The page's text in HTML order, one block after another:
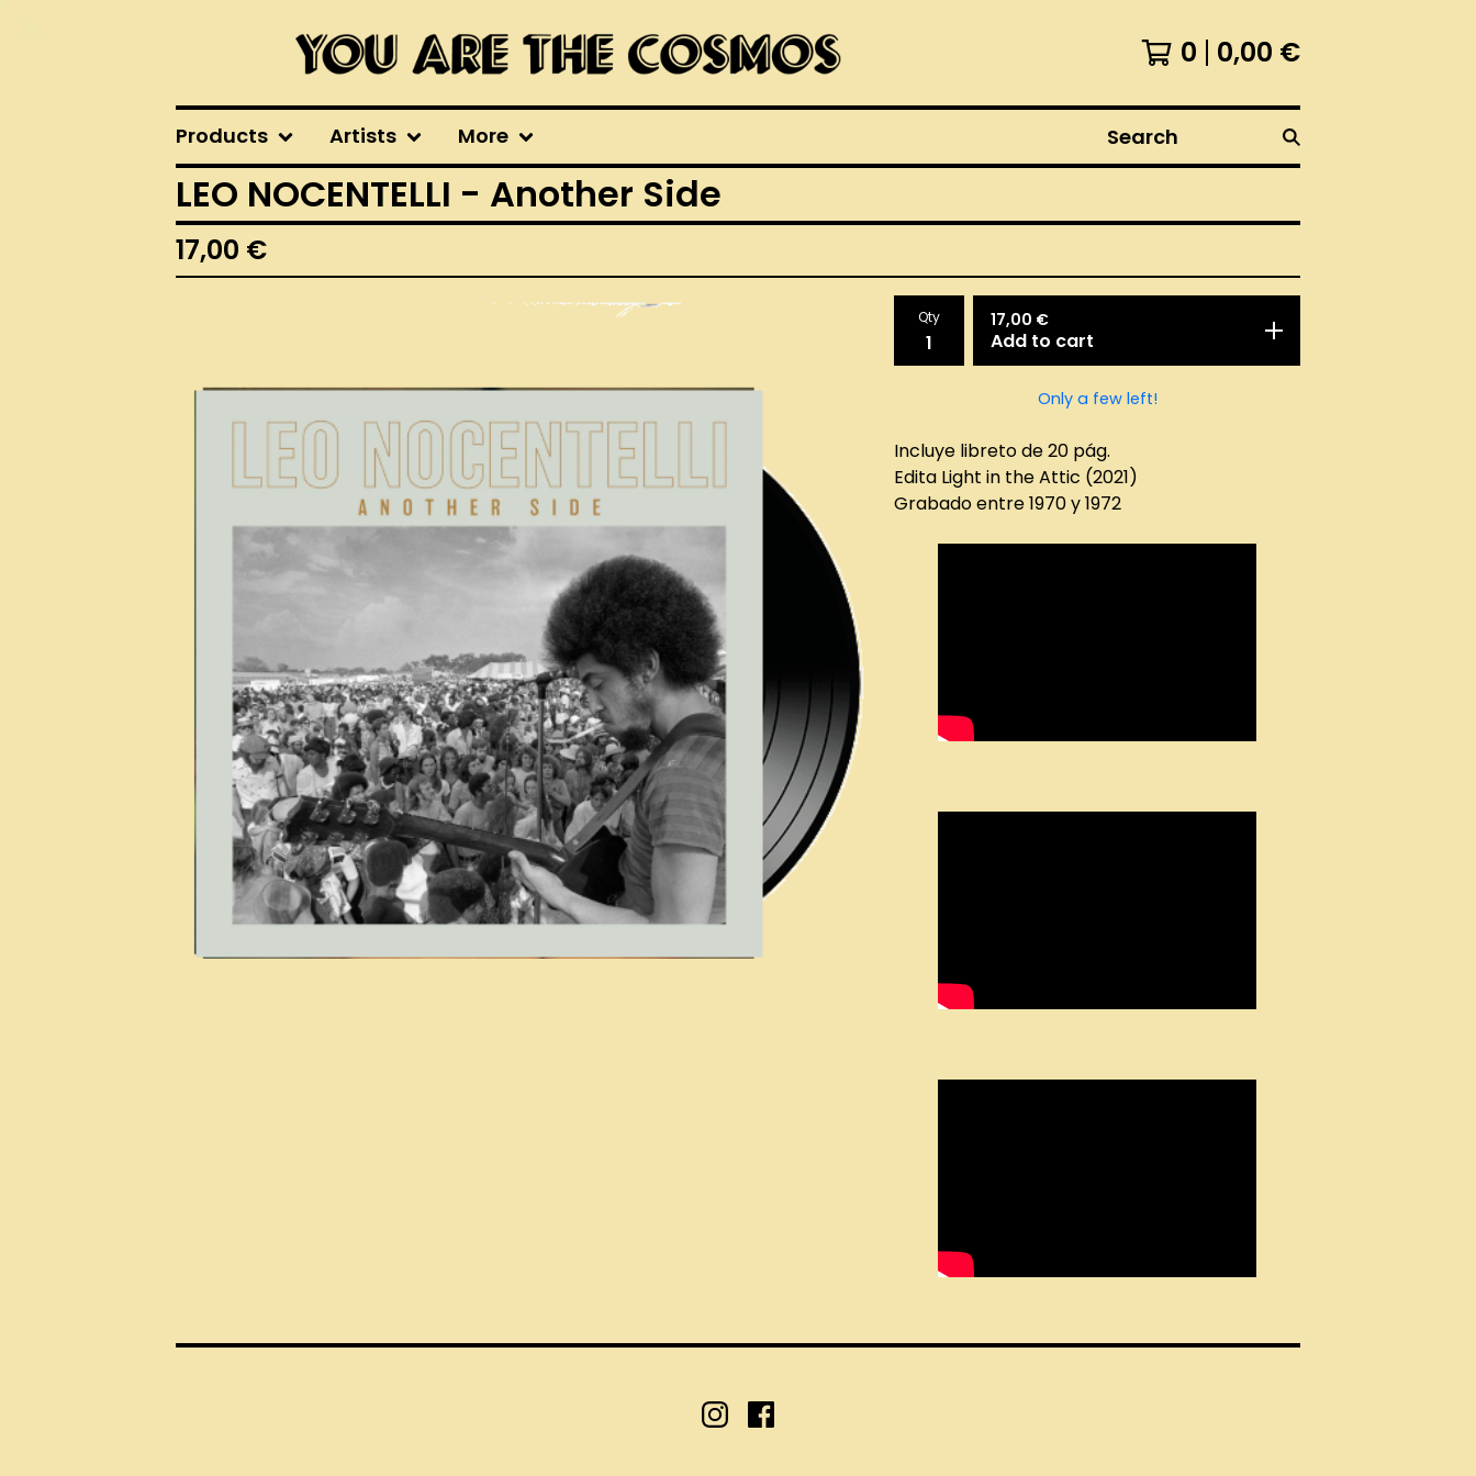
0 0,00 €
Products Artists More Search
LEO NOCENTELLI - Another Side
17,00 €
Qty 17,00 €
Add to cart
Only a few left!
Incluye libreto de 20 pág.
Edita Light in the Attic (2021)
Grabado entre 1970 y 1972